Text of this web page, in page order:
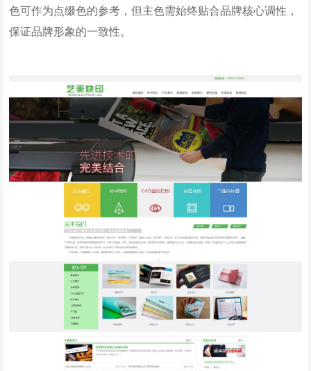
色可作为点缀色的参考，但主色需始终贴合品牌核心调性，
保证品牌形象的一致性。